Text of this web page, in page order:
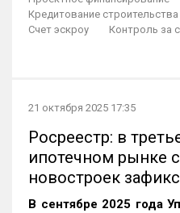
Кредитование строительства
Счет эскроу
Контроль за
21 октября 2025 17:35
Росреестр: в
ипотечном рынке
новостроек
В сентябре 2025 года